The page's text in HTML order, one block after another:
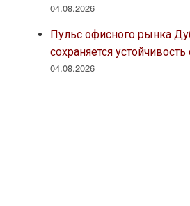
04.08.2026
Пульс офисного рынка
сохраняется
04.08.2026